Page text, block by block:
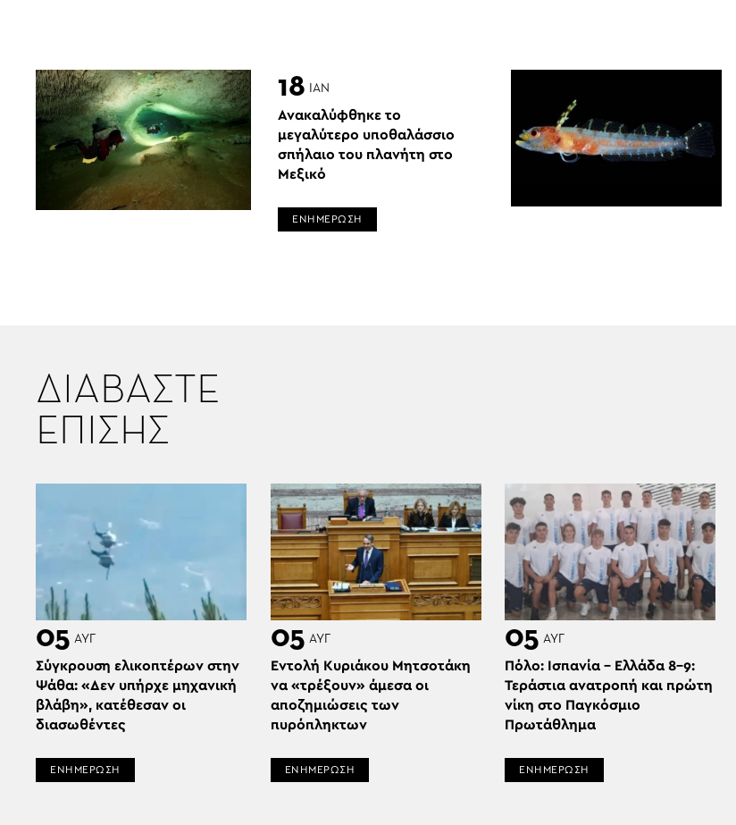
18 ΙΑΝ
Ανακαλύφθηκε το
μεγαλύτερο υποθαλάσσιο
σπήλαιο του πλανήτη στο
Μεξικό
ΕΝΗΜΕΡΩΣΗ
ΔΙΑΒΑΣΤΕ
ΕΠΙΣΗΣ
05 ΑΥΓ
Σύγκρουση ελικοπτέρων στην
Ψάθα: «Δεν υπήρχε μηχανική
βλάβη», κατέθεσαν οι
διασωθέντες
ΕΝΗΜΕΡΩΣΗ
05 ΑΥΓ
Εντολή Κυριάκου Μητσοτάκη
να «τρέξουν» άμεσα οι
αποζημιώσεις των
πυρόπληκτων
ΕΝΗΜΕΡΩΣΗ
05 ΑΥΓ
Πόλο: Ισπανία – Ελλάδα 8-9:
Τεράστια ανατροπή και πρώτη
νίκη στο Παγκόσμιο
Πρωτάθλημα
ΕΝΗΜΕΡΩΣΗ